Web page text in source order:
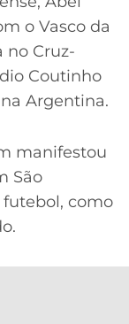
o Vasco da
no Cruz-
Coutinho
Argentina.
manifestou
São
como